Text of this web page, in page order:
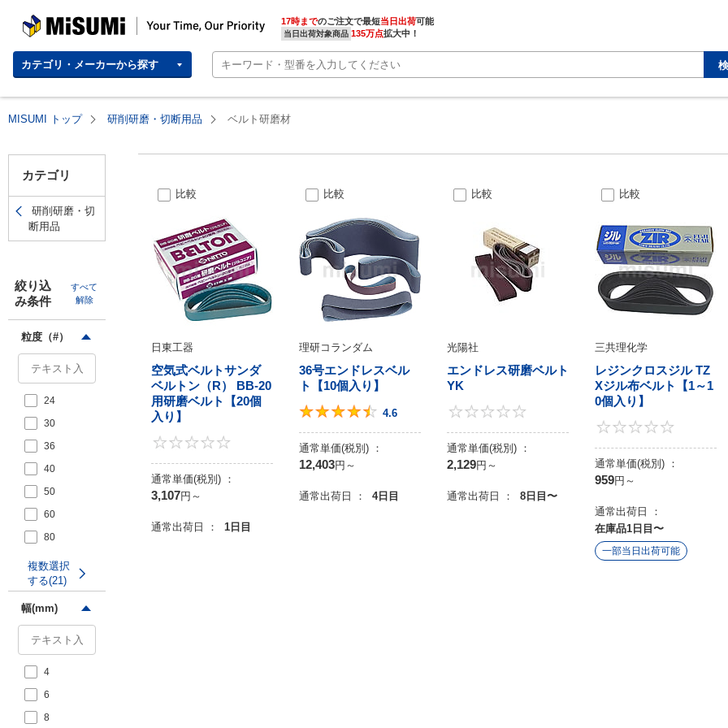
MISUMI | Your Time, Our Priority 17時までのご注文で最短当日出荷
当日出荷対象商品 135万点拡大中！
カテゴリ・メーカーから探す
MISUMI トップ 研削研磨・切断用品 ベルト研磨材
カテゴリ
研削研磨・切
断用品
絞り込
み条件
すべて
解除
粒度（#）
24
30
36
40
50
60
80
100
120
150
180
220
240
280
複数選択
する(21)
幅(mm)
4
6
8
研
磨
172 件
一
覧
写
表示件数:
並び替え:
出荷日:
比較
日東工器
空気式ベルトサンダ
ベルトン（R） BB-20
用研磨ベルト【20個
入り】
0
通常単価(税別) ：
3,107円 ～
通常出荷日 ： 1日目
比較
理研コランダム
36号エンドレスベル
ト【10個入り】
4.6
4.6
通常単価(税別) ：
12,403円 ～
通常出荷日 ： 4日目
比較
光陽社
エンドレス研磨ベルト
YK
通常単価(税別) ：
2,129円 ～
通常出荷日 ： 8日目〜
比較
三共理化学
レジンクロスジル TZ
Xジル布ベルト【1～1
0個入り】
通常単価(税別) ：
959円 ～
通常出荷日 ：
在庫品1日目〜
一部当日出荷可能